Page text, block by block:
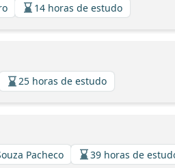
14 horas de estudo
25 horas de estudo
Pacheco 39 horas de